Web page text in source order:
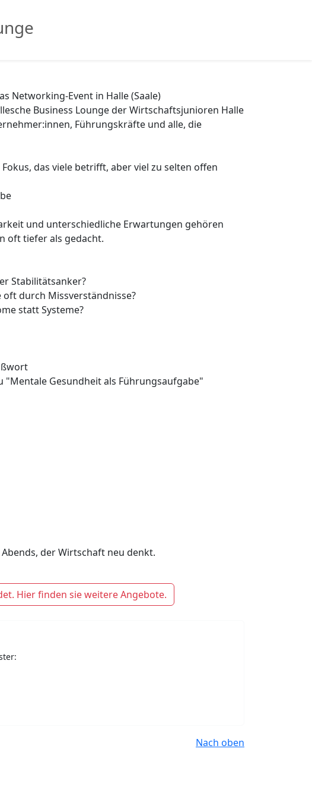
Networking-Event in Halle (Saale)
Business Lounge der Wirtschaftsjunioren Halle
Führungskräfte und alle, die
das viele betrifft, aber viel zu selten offen
und unterschiedliche Erwartungen gehören
oft tiefer als gedacht.
Stabilitätsanker?
durch Missverständnisse?
statt Systeme?
Gesundheit als Führungsaufgabe"
der Wirtschaft neu denkt.
Hier finden sie weitere Angebote.
Nach oben